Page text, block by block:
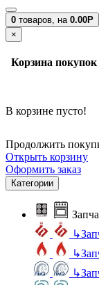
0 товаров, на 0.00Р
×
Корзина покупок
В корзине пусто!
Продолжить
Открыть корзину
Оформить заказ
Категории
↳
↳
↳